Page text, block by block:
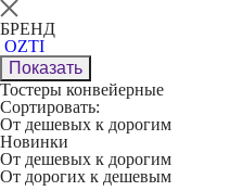
БРЕНД
OZTI
Показать
Тостеры конвейерные
Сортировать:
От дешевых к дорогим
Новинки
От дешевых к дорогим
От дорогих к дешевым